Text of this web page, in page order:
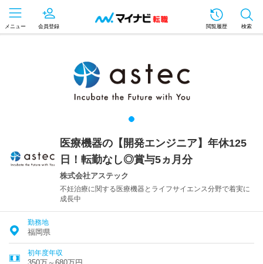
メニュー 会員登録 閲覧履歴 検索
医療機器の【開発エンジニア】年休125
日！転勤なし◎賞与5ヵ月分
株式会社アステック
不妊治療に関する医療機器とライフサイエンス分野で着実に
成長中
勤務地
福岡県
初年度年収